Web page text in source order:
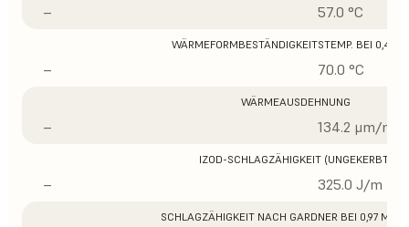
– 57.0 °C
WÄRMEFORMBESTÄNDIGKEITSTEMP. BEI 0,45
– 70.0 °C
WÄRMEAUSDEHNUNG
– 134.2 μm/m/
IZOD-SCHLAGZÄHIGKEIT (UNGEKERBT)
– 325.0 J/m
SCHLAGZÄHIGKEIT NACH GARDNER BEI 0,97 MM